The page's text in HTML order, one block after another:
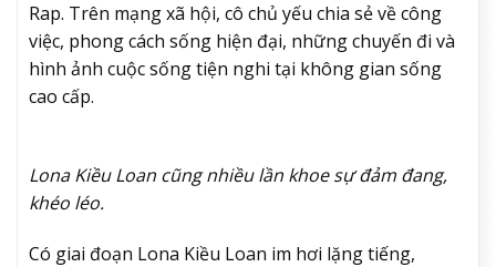
Rap. Trên mạng xã hội, cô chủ yếu chia sẻ về công
việc, phong cách sống hiện đại, những chuyến đi và
hình ảnh cuộc sống tiện nghi tại không gian sống
cao cấp.
Lona Kiều Loan cũng nhiều lần khoe sự đảm đang,
khéo léo.
Có giai đoạn Lona Kiều Loan im hơi lặng tiếng,